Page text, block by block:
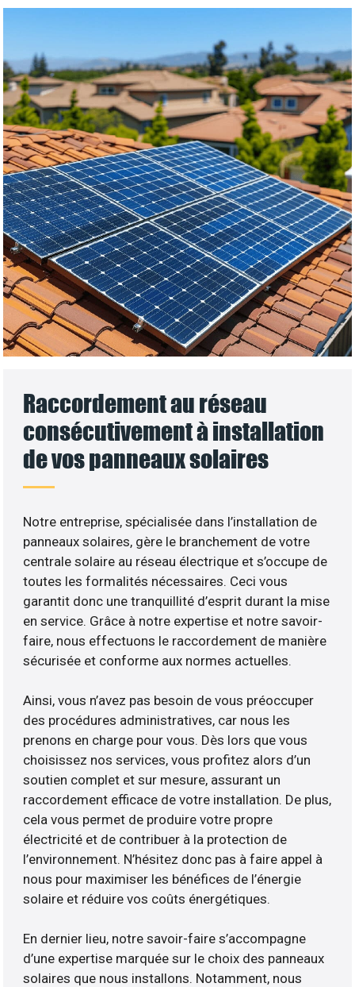
Raccordement au réseau
consécutivement à installation
de vos panneaux solaires
Notre entreprise, spécialisée dans l’installation de
panneaux solaires, gère le branchement de votre
centrale solaire au réseau électrique et s’occupe de
toutes les formalités nécessaires. Ceci vous
garantit donc une tranquillité d’esprit durant la mise
en service. Grâce à notre expertise et notre savoir-
faire, nous effectuons le raccordement de manière
sécurisée et conforme aux normes actuelles.
Ainsi, vous n’avez pas besoin de vous préoccuper
des procédures administratives, car nous les
prenons en charge pour vous. Dès lors que vous
choisissez nos services, vous profitez alors d’un
soutien complet et sur mesure, assurant un
raccordement efficace de votre installation. De plus,
cela vous permet de produire votre propre
électricité et de contribuer à la protection de
l’environnement. N’hésitez donc pas à faire appel à
nous pour maximiser les bénéfices de l’énergie
solaire et réduire vos coûts énergétiques.
En dernier lieu, notre savoir-faire s’accompagne
d’une expertise marquée sur le choix des panneaux
solaires que nous installons. Notamment, nous